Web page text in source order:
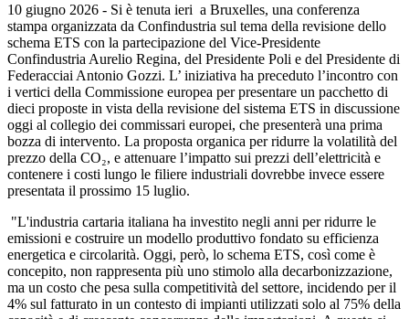
10 giugno 2026 - Si è tenuta ieri a Bruxelles, una conferenza
stampa organizzata da Confindustria sul tema della revisione dello
schema ETS con la partecipazione del Vice-Presidente
Confindustria Aurelio Regina, del Presidente Poli e del Presidente di
Federacciai Antonio Gozzi. L’ iniziativa ha preceduto l’incontro con
i vertici della Commissione europea per presentare un pacchetto di
dieci proposte in vista della revisione del sistema ETS in discussione
oggi al collegio dei commissari europei, che presenterà una prima
bozza di intervento. La proposta organica per ridurre la volatilità del
prezzo della CO₂, e attenuare l’impatto sui prezzi dell’elettricità e
contenere i costi lungo le filiere industriali dovrebbe invece essere
presentata il prossimo 15 luglio.
"L'industria cartaria italiana ha investito negli anni per ridurre le
emissioni e costruire un modello produttivo fondato su efficienza
energetica e circolarità. Oggi, però, lo schema ETS, così come è
concepito, non rappresenta più uno stimolo alla decarbonizzazione,
ma un costo che pesa sulla competitività del settore, incidendo per il
4% sul fatturato in un contesto di impianti utilizzati solo al 75% della